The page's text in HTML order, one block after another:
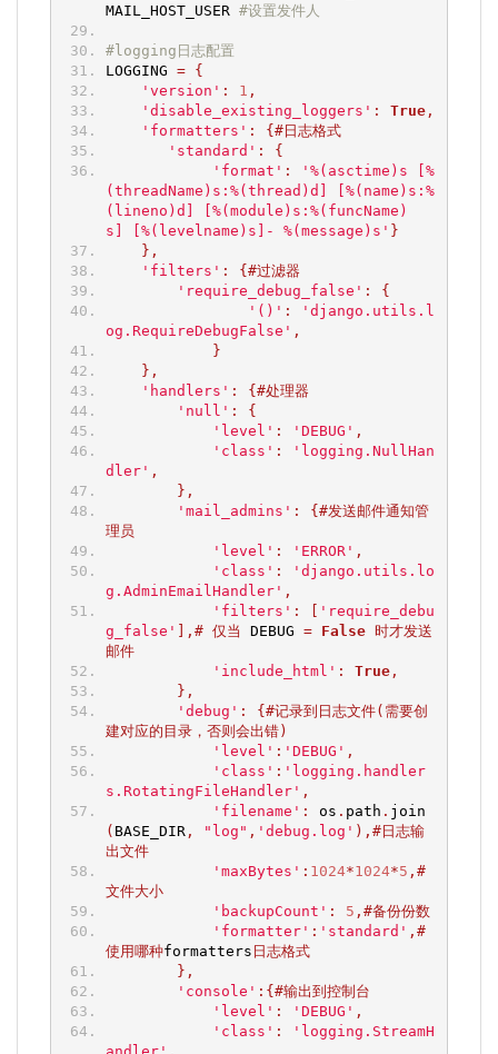
MAIL_HOST_USER #设置发件人
#logging日志配置
LOGGING =
{
'version' : 1 ,
'disable_existing_loggers' : True,
'formatters' :
{#日志格式
'standard' :
{
'format' :
'%(asctime)s [%
(threadName)s:%(thread)d] [%(name)s:%
(lineno)d] [%(module)s:%(funcName)
s] [%(levelname)s]- %(message)s' }
},
'filters' :
{#过滤器
'require_debug_false' :
{
'()' :
'django.utils.l
og.RequireDebugFalse' ,
}
},
'handlers' :
{#处理器
'null' :
{
'level' : 'DEBUG' ,
'class' :
'logging.NullHan
dler' ,
},
'mail_admins' :
{#发送邮件通知管
理员
'level' : 'ERROR' ,
'class' :
'django.utils.lo
g.AdminEmailHandler' ,
'filters' : [ 'require_debu
g_false' ],# 仅当 DEBUG = False 时才发送
邮件
'include_html' : True,
},
'debug' :
{#记录到日志文件(需要创
建对应的目录，否则会出错)
'level' : 'DEBUG' ,
'class' : 'logging.handler
s.RotatingFileHandler' ,
'filename' : os . path . join
( BASE_DIR, "log" , 'debug.log' ),#日志输
出文件
'maxBytes' : 1024*1024*5 ,#
文件大小
'backupCount' : 5 ,#备份份数
'formatter' : 'standard' ,#
使用哪种formatters 日志格式
},
'console' :{#输出到控制台
'level' : 'DEBUG' ,
'class' :
'logging.StreamH
andler' ,